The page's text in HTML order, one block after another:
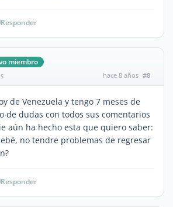
Responder
miembro
hace 8 años #8
de Venezuela y tengo 7 meses de
de dudas con todos sus comentarios
aún ha hecho esta que quiero saber:
no tendre problemas de regresar
Responder